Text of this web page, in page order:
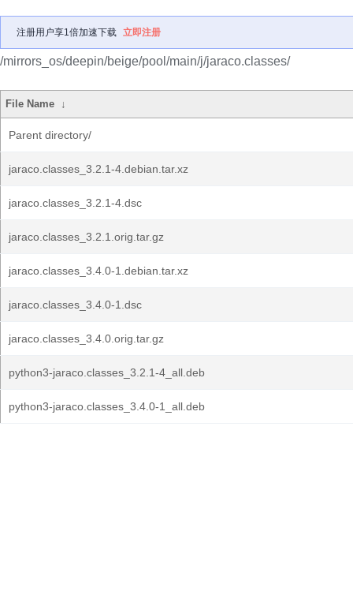
注册用户享1倍加速下载 立即注册
/mirrors_os/deepin/beige/pool/main/j/jaraco.classes/
File Name ↓
Parent directory/
jaraco.classes_3.2.1-4.debian.tar.xz
jaraco.classes_3.2.1-4.dsc
jaraco.classes_3.2.1.orig.tar.gz
jaraco.classes_3.4.0-1.debian.tar.xz
jaraco.classes_3.4.0-1.dsc
jaraco.classes_3.4.0.orig.tar.gz
python3-jaraco.classes_3.2.1-4_all.deb
python3-jaraco.classes_3.4.0-1_all.deb